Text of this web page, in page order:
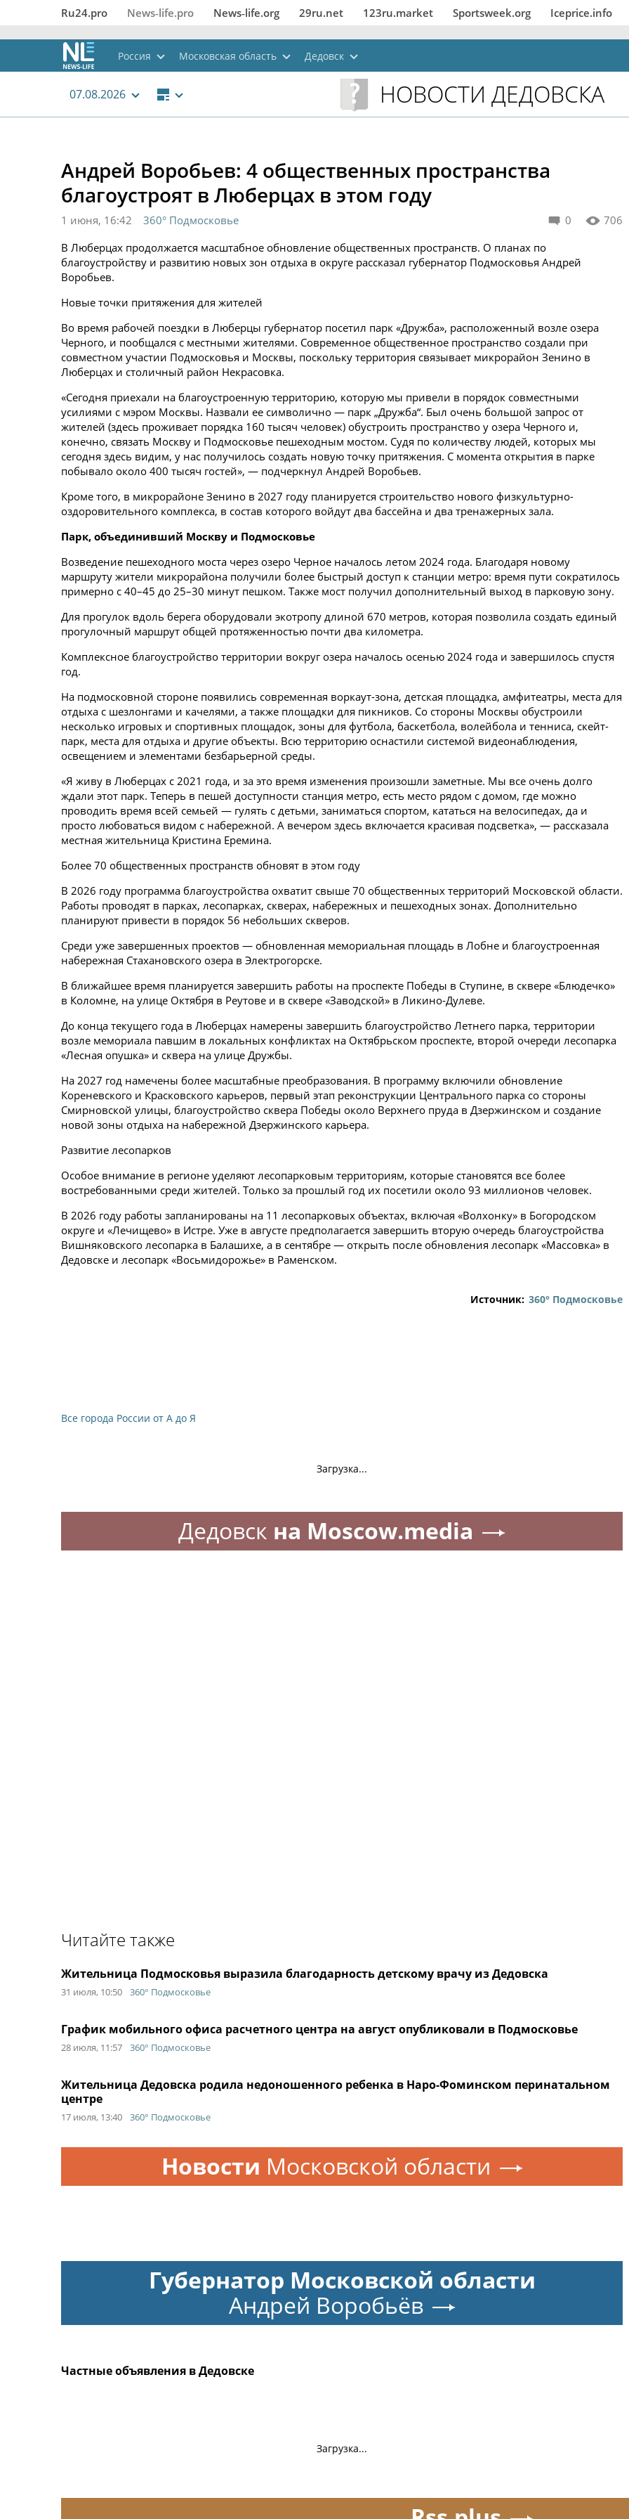
Ru24.pro News‑life.pro News‑life.org 29ru.net 123ru.market Sportsweek.org Iceprice.info
Россия Московская область Дедовск
07.08.2026 НОВОСТИ ДЕДОВСКА
Андрей Воробьев: 4 общественных пространства
благоустроят в Люберцах в этом году
0 706
1 июня, 16:42
360° Подмосковье
В Люберцах продолжается масштабное обновление общественных пространств. О планах по
благоустройству и развитию новых зон отдыха в округе рассказал губернатор Подмосковья Андрей
Воробьев.
Новые точки притяжения для жителей
Во время рабочей поездки в Люберцы губернатор посетил парк «Дружба», расположенный возле озера
Черного, и пообщался с местными жителями. Современное общественное пространство создали при
совместном участии Подмосковья и Москвы, поскольку территория связывает микрорайон Зенино в
Люберцах и столичный район Некрасовка.
«Сегодня приехали на благоустроенную территорию, которую мы привели в порядок совместными
усилиями с мэром Москвы. Назвали ее символично — парк „Дружба“. Был очень большой запрос от
жителей (здесь проживает порядка 160 тысяч человек) обустроить пространство у озера Черного и,
конечно, связать Москву и Подмосковье пешеходным мостом. Судя по количеству людей, которых мы
сегодня здесь видим, у нас получилось создать новую точку притяжения. С момента открытия в парке
побывало около 400 тысяч гостей», — подчеркнул Андрей Воробьев.
Кроме того, в микрорайоне Зенино в 2027 году планируется строительство нового физкультурно-
оздоровительного комплекса, в состав которого войдут два бассейна и два тренажерных зала.
Парк, объединивший Москву и Подмосковье
Возведение пешеходного моста через озеро Черное началось летом 2024 года. Благодаря новому
маршруту жители микрорайона получили более быстрый доступ к станции метро: время пути сократилось
примерно с 40–45 до 25–30 минут пешком. Также мост получил дополнительный выход в парковую зону.
Для прогулок вдоль берега оборудовали экотропу длиной 670 метров, которая позволила создать единый
прогулочный маршрут общей протяженностью почти два километра.
Комплексное благоустройство территории вокруг озера началось осенью 2024 года и завершилось спустя
год.
На подмосковной стороне появились современная воркаут-зона, детская площадка, амфитеатры, места для
отдыха с шезлонгами и качелями, а также площадки для пикников. Со стороны Москвы обустроили
несколько игровых и спортивных площадок, зоны для футбола, баскетбола, волейбола и тенниса, скейт-
парк, места для отдыха и другие объекты. Всю территорию оснастили системой видеонаблюдения,
освещением и элементами безбарьерной среды.
«Я живу в Люберцах с 2021 года, и за это время изменения произошли заметные. Мы все очень долго
ждали этот парк. Теперь в пешей доступности станция метро, есть место рядом с домом, где можно
проводить время всей семьей — гулять с детьми, заниматься спортом, кататься на велосипедах, да и
просто любоваться видом с набережной. А вечером здесь включается красивая подсветка», — рассказала
местная жительница Кристина Еремина.
Более 70 общественных пространств обновят в этом году
В 2026 году программа благоустройства охватит свыше 70 общественных территорий Московской области.
Работы проводят в парках, лесопарках, скверах, набережных и пешеходных зонах. Дополнительно
планируют привести в порядок 56 небольших скверов.
Среди уже завершенных проектов — обновленная мемориальная площадь в Лобне и благоустроенная
набережная Стахановского озера в Электрогорске.
В ближайшее время планируется завершить работы на проспекте Победы в Ступине, в сквере «Блюдечко»
в Коломне, на улице Октября в Реутове и в сквере «Заводской» в Ликино-Дулеве.
До конца текущего года в Люберцах намерены завершить благоустройство Летнего парка, территории
возле мемориала павшим в локальных конфликтах на Октябрьском проспекте, второй очереди лесопарка
«Лесная опушка» и сквера на улице Дружбы.
На 2027 год намечены более масштабные преобразования. В программу включили обновление
Кореневского и Красковского карьеров, первый этап реконструкции Центрального парка со стороны
Смирновской улицы, благоустройство сквера Победы около Верхнего пруда в Дзержинском и создание
новой зоны отдыха на набережной Дзержинского карьера.
Развитие лесопарков
Особое внимание в регионе уделяют лесопарковым территориям, которые становятся все более
востребованными среди жителей. Только за прошлый год их посетили около 93 миллионов человек.
В 2026 году работы запланированы на 11 лесопарковых объектах, включая «Волхонку» в Богородском
округе и «Лечищево» в Истре. Уже в августе предполагается завершить вторую очередь благоустройства
Вишняковского лесопарка в Балашихе, а в сентябре — открыть после обновления лесопарк «Массовка» в
Дедовске и лесопарк «Восьмидорожье» в Раменском.
Источник: 360° Подмосковье
Все города России от А до Я
Загрузка...
Дедовск на Moscow.media
Читайте также
Жительница Подмосковья выразила благодарность детскому врачу из Дедовска
31 июля, 10:50 360° Подмосковье
График мобильного офиса расчетного центра на август опубликовали в Подмосковье
28 июля, 11:57 360° Подмосковье
Жительница Дедовска родила недоношенного ребенка в Наро-Фоминском перинатальном
центре
17 июля, 13:40 360° Подмосковье
Новости Московской области
Губернатор Московской области
Андрей Воробьёв
Частные объявления в Дедовске
Загрузка...